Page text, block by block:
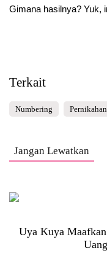
Gimana hasilnya? Yuk,
Terkait
Numbering Pernikahan
Jangan Lewatkan
Uya Kuya